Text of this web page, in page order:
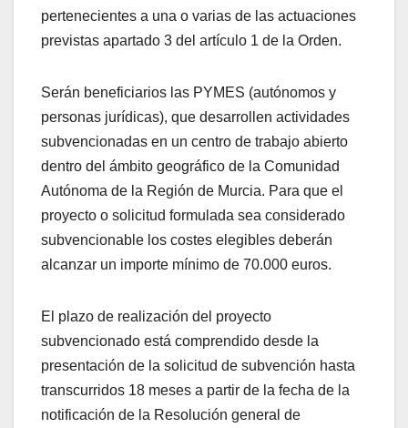
pertenecientes a una o varias de las actuaciones
previstas apartado 3 del artículo 1 de la Orden.
Serán beneficiarios las PYMES (autónomos y
personas jurídicas), que desarrollen actividades
subvencionadas en un centro de trabajo abierto
dentro del ámbito geográfico de la Comunidad
Autónoma de la Región de Murcia. Para que el
proyecto o solicitud formulada sea considerado
subvencionable los costes elegibles deberán
alcanzar un importe mínimo de 70.000 euros.
El plazo de realización del proyecto
subvencionado está comprendido desde la
presentación de la solicitud de subvención hasta
transcurridos 18 meses a partir de la fecha de la
notificación de la Resolución general de